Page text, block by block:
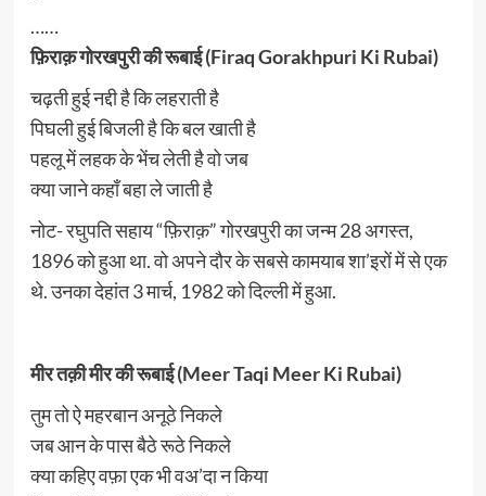
……
फ़िराक़ गोरखपुरी की रूबाई (Firaq Gorakhpuri Ki Rubai)
चढ़ती हुई नद्दी है कि लहराती है
पिघली हुई बिजली है कि बल खाती है
पहलू में लहक के भेंच लेती है वो जब
क्या जाने कहाँ बहा ले जाती है
नोट- रघुपति सहाय “फ़िराक़” गोरखपुरी का जन्म 28 अगस्त,
1896 को हुआ था. वो अपने दौर के सबसे कामयाब शा’इरों में से एक
थे. उनका देहांत 3 मार्च, 1982 को दिल्ली में हुआ.
मीर तक़ी मीर की रूबाई (Meer Taqi Meer Ki Rubai)
तुम तो ऐ महरबान अनूठे निकले
जब आन के पास बैठे रूठे निकले
क्या कहिए वफ़ा एक भी वअ’दा न किया